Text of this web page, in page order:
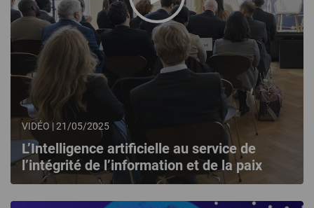
VIDÉO | 21/05/2025
L’Intelligence artificielle au service de
l’intégrité de l’information et de la paix